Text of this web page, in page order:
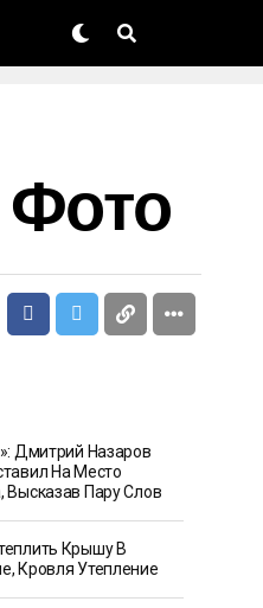
Дмитрий Назаров
На Место
Высказав Пару Слов
Крышу В
Кровля Утепление